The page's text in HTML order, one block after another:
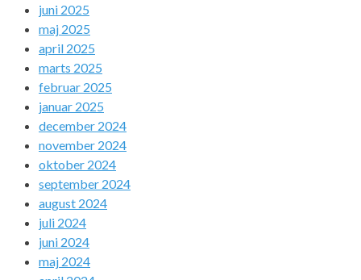
juni 2025
maj 2025
april 2025
marts 2025
februar 2025
januar 2025
december 2024
november 2024
oktober 2024
september 2024
august 2024
juli 2024
juni 2024
maj 2024